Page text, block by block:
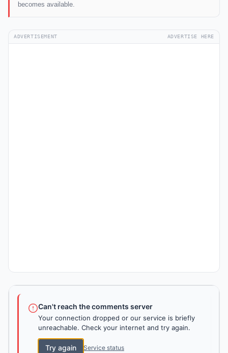
becomes available.
ADVERTISEMENT ADVERTISE HERE
Can't reach the comments server
Your connection dropped or our service is briefly
unreachable. Check your internet and try again.
Try again Service status